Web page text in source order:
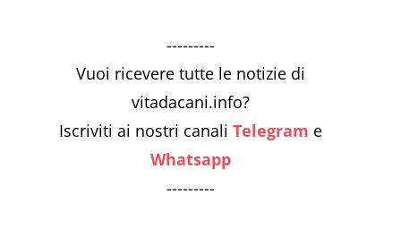
---------
Vuoi ricevere tutte le notizie di
vitadacani.info?
Iscriviti ai nostri canali Telegram e
Whatsapp
---------